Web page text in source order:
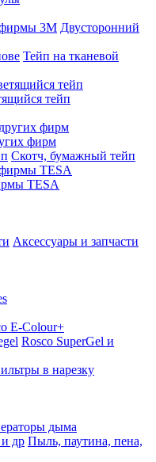
Двусторонний
Тейп на тканевой
тейп
фирм
Скотч, бумажный тейп
TESA
Аксессуары и запчасти
E-Colour+
Rosco SuperGel и
в нарезку
дыма
Пыль, паутина, пена,